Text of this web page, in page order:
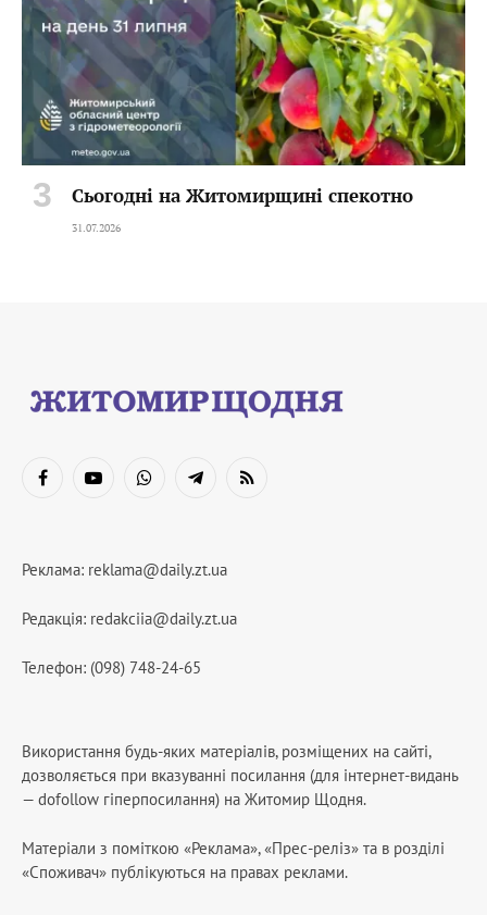
Сьогодні на Житомирщині спекотно
31.07.2026
FacebookYouTubeWhatsAppTelegramRSS
Реклама: reklama@daily.zt.ua
Редакція: redakciia@daily.zt.ua
Телефон: (098) 748-24-65
Використання будь-яких матеріалів, розміщених на сайті,
дозволяється при вказуванні посилання (для інтернет-видань
— dofollow гіперпосилання) на Житомир Щодня.
Матеріали з поміткою «Реклама», «Прес-реліз» та в розділі
«Споживач» публікуються на правах реклами.